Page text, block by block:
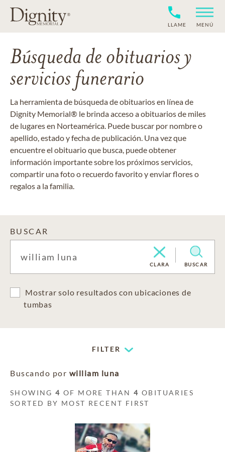
LLAME MENÚ
Búsqueda de obituarios y
servicios funerario
La herramienta de búsqueda de obituarios en línea de
Dignity Memorial® le brinda acceso a obituarios de miles
de lugares en Norteamérica. Puede buscar por nombre o
apellido, estado y fecha de publicación. Una vez que
encuentre el obituario que busca, puede obtener
información importante sobre los próximos servicios,
compartir una foto o recuerdo favorito y enviar flores o
regalos a la familia.
BUSCAR
CLARA BUSCAR
Mostrar solo resultados con ubicaciones de
tumbas
FILTER
Buscando por william luna
SHOWING4 OF MORE THAN4 OBITUARIES
SORTED BY MOST RECENT FIRST